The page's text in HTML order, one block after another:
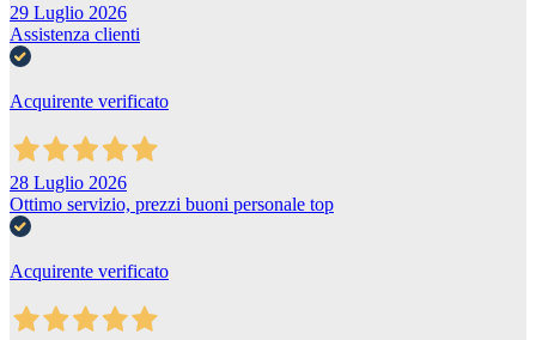
29 Luglio 2026
Assistenza clienti
Acquirente verificato
28 Luglio 2026
Ottimo servizio, prezzi buoni personale top
Acquirente verificato